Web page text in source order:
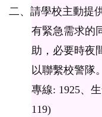
二、請學校主動提
有緊急需求的
助，必要時夜
以聯繫校警隊
專線: 1925、
119)